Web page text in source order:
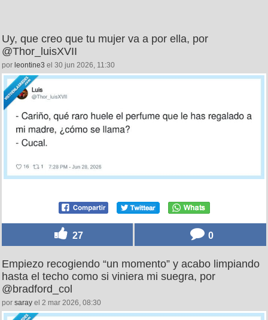
Uy, que creo que tu mujer va a por ella, por
@Thor_luisXVII
por leontine3 el 30 jun 2026, 11:30
27 0
Empiezo recogiendo “un momento” y acabo limpiando
hasta el techo como si viniera mi suegra, por
@bradford_col
por saray el 2 mar 2026, 08:30